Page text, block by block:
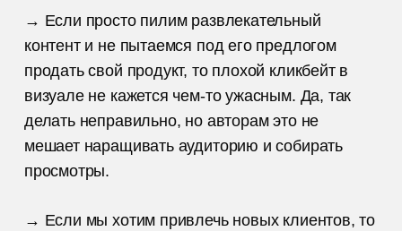
→ Если просто пилим развлекательный
контент и не пытаемся под его предлогом
продать свой продукт, то плохой кликбейт в
визуале не кажется чем-то ужасным. Да, так
делать неправильно, но авторам это не
мешает наращивать аудиторию и собирать
просмотры.
→ Если мы хотим привлечь новых клиентов, то